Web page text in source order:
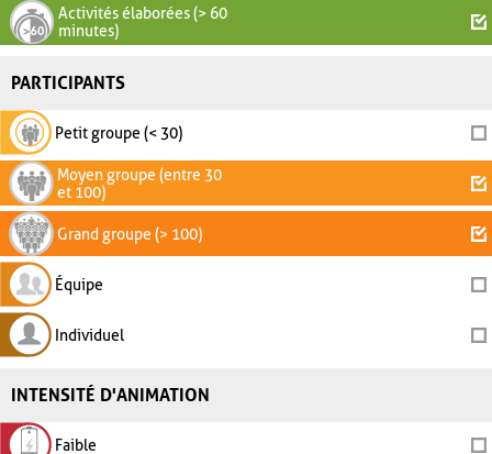
Activités élaborées (> 60
minutes)
PARTICIPANTS
Petit groupe (< 30)
Moyen groupe (entre 30
et 100)
Grand groupe (> 100)
Équipe
Individuel
INTENSITÉ D'ANIMATION
Faible